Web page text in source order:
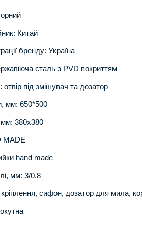
Китай
бренду: Україна
сталь з PVD покриттям
отвір під змішувач та дозатор
мм: 650*500
мм: 380х380
MADE
hand made
мм: 3/0.8
сифон, дозатор для мила,